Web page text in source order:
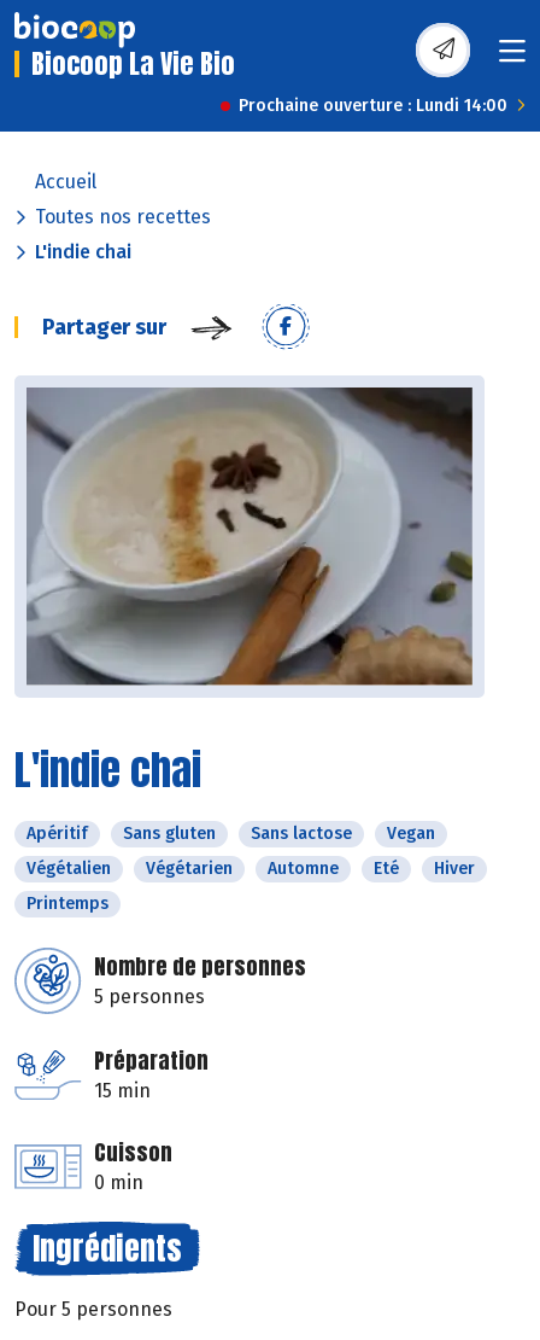
Biocoop La Vie Bio
Prochaine ouverture : Lundi 14:00
Accueil
Toutes nos recettes
L'indie chai
Partager sur
L'indie chai
Apéritif Sans gluten Sans lactose
Vegan
Végétalien
Végétarien Automne Eté
Hiver
Printemps
Nombre de personnes
5 personnes
Préparation
15 min
Cuisson
0 min
Ingrédients
Pour 5 personnes